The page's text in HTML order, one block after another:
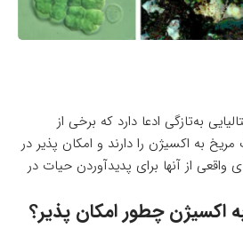
به‌تازگی ادعا دارد که برخی از
به اکسیژن را دارند و امکان پذیر در
واقعی از آنها برای پدیدآوردن حیات در
اکسیژن چطور امکان پذیر؟